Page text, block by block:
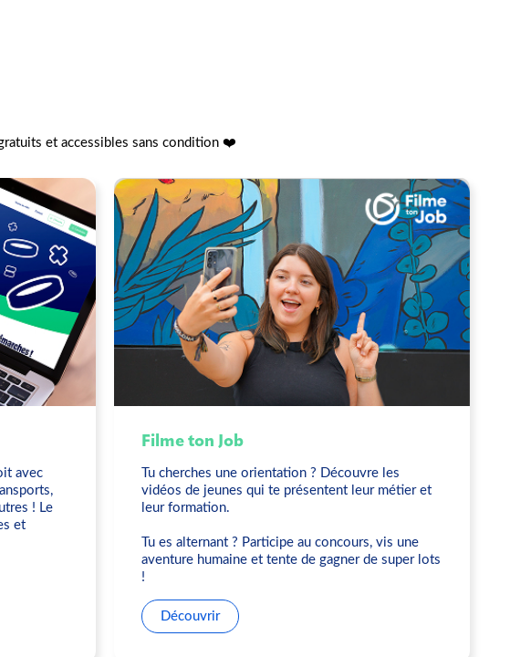
et accessibles sans condition ❤️
avec
! Le
et
Filme ton Job
Tu cherches une orientation ? Découvre les
vidéos de jeunes qui te présentent leur métier et
leur formation.
Tu es alternant ? Participe au concours, vis une
aventure humaine et tente de gagner de super lots
!
Découvrir